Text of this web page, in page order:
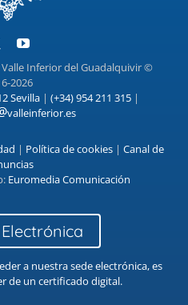
Inferior del Guadalquivir ©
2026
Sevilla | (+34) 954 211 315 |
valleinferior.es
| Política de cookies| Canal de
Euromedia Comunicación
a nuestra sede electrónica, es
de un certificado digital.